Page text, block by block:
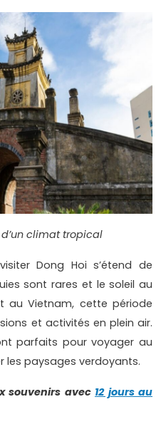
climat tropical
Dong Hoi s’étend de
sont rares et le soleil au
au Vietnam, cette période
et activités en plein air.
parfaits pour voyager au
les paysages verdoyants.
souvenirs avec 12 jours au